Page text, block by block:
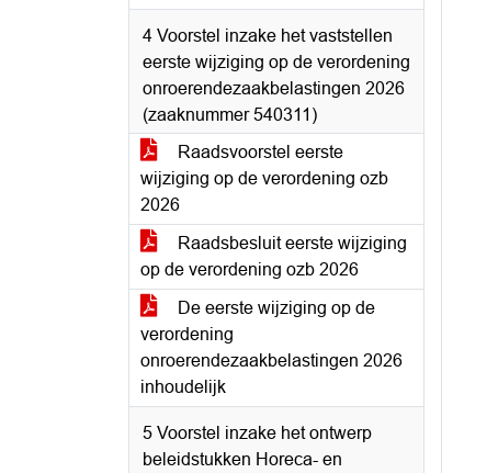
4 Voorstel inzake het vaststellen
eerste wijziging op de verordening
onroerendezaakbelastingen 2026
(zaaknummer 540311)
Raadsvoorstel eerste
wijziging op de verordening ozb
2026
Raadsbesluit eerste wijziging
op de verordening ozb 2026
De eerste wijziging op de
verordening
onroerendezaakbelastingen 2026
inhoudelijk
5 Voorstel inzake het ontwerp
beleidstukken Horeca- en